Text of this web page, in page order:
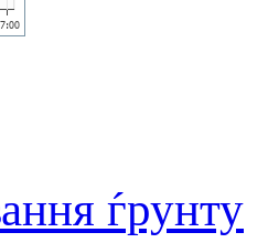
ѓрунту